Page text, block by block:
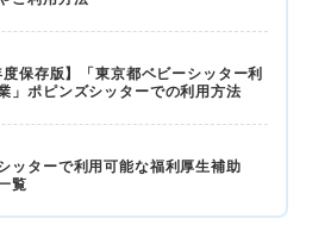
度保存版】「東京都ベビーシッター利
」ポピンズシッターでの利用方法
ッターで利用可能な福利厚生補助
覧